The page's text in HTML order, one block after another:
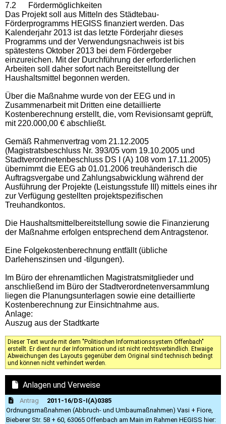
7.2 Fördermöglichkeiten
Das Projekt soll aus Mitteln des Städtebau-
Förderprogramms HEGISS finanziert werden. Das
Kalenderjahr 2013 ist das letzte Förderjahr dieses
Programms und der Verwendungsnachweis ist bis
spätestens Oktober 2013 bei dem Fördergeber
einzureichen. Mit der Durchführung der erforderlichen
Arbeiten soll daher sofort nach Bereitstellung der
Haushaltsmittel begonnen werden.
Über die Maßnahme wurde von der EEG und in
Zusammenarbeit mit Dritten eine detaillierte
Kostenberechnung erstellt, die, vom Revisionsamt geprüft,
mit 220.000,00 € abschließt.
Gemäß Rahmenvertrag vom 21.12.2005
(Magistratsbeschluss Nr. 393/05 vom 19.10.2005 und
Stadtverordnetenbeschluss DS I (A) 108 vom 17.11.2005)
übernimmt die EEG ab 01.01.2006 treuhänderisch die
Auftragsvergabe und Zahlungsabwicklung während der
Ausführung der Projekte (Leistungsstufe III) mittels eines ihr
zur Verfügung gestellten projektspezifischen
Treuhandkontos.
Die Haushaltsmittelbereitstellung sowie die Finanzierung
der Maßnahme erfolgen entsprechend dem Antragstenor.
Eine Folgekostenberechnung entfällt (übliche
Darlehenszinsen und -tilgungen).
Im Büro der ehrenamtlichen Magistratsmitglieder und
anschließend im Büro der Stadtverordnetenversammlung
liegen die Planungsunterlagen sowie eine detaillierte
Kostenberechnung zur Einsichtnahme aus.
Anlage:
Auszug aus der Stadtkarte
Dieser Text wurde mit dem "Politischen Informationssystem Offenbach"
erstellt. Er dient nur der Information und ist nicht rechtsverbindlich. Etwaige
Abweichungen des Layouts gegenüber dem Original sind technisch bedingt
und können nicht verhindert werden.
Anlagen und Verweise
Antrag
2011-16/DS-I(A)0385
Ordnungsmaßnahmen (Abbruch- und Umbaumaßnahmen) Vasi + Fiore,
Bieberer Str. 58 + 60, 63065 Offenbach am Main im Rahmen HEGISS hier: